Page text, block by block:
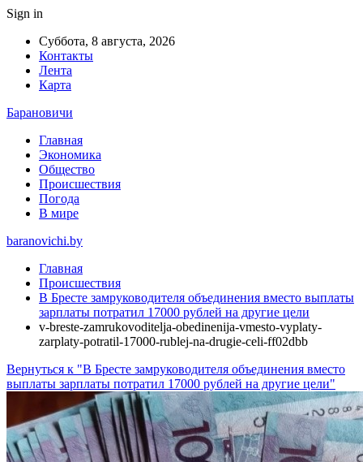
Sign in
Суббота, 8 августа, 2026
Контакты
Лента
Карта
Барановичи
Главная
Экономика
Общество
Происшествия
Погода
В мире
baranovichi.by
Главная
Происшествия
В Бресте замруководителя объединения вместо выплаты
зарплаты потратил 17000 рублей на другие цели
v-breste-zamrukovoditelja-obedinenija-vmesto-vyplaty-
zarplaty-potratil-17000-rublej-na-drugie-celi-ff02dbb
Вернуться к "В Бресте замруководителя объединения вместо
выплаты зарплаты потратил 17000 рублей на другие цели"